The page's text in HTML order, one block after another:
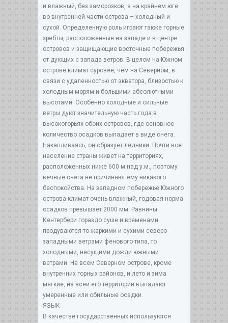
и влажный, без заморозков, а на крайнем юге
во внутренней части острова – холодный и
сухой. Определенную роль играют также горные
хребты, расположенные на западе и в центре
островов и защищающие восточные побережья
от дующих с запада ветров. В целом на Южном
острове климат суровее, чем на Северном, в
связи с удаленностью от экватора, близостью к
холодным морям и большими абсолютными
высотами. Особенно холодные и сильные
ветры дуют значительную часть года в
высокогорьях обоих островов, где основное
количество осадков выпадает в виде снега.
Накапливаясь, он образует ледники. Почти все
население страны живет на территориях,
расположенных ниже 600 м над у.м., поэтому
вечные снега не причиняют ему никакого
беспокойства. На западном побережье Южного
острова климат очень влажный, годовая норма
осадков превышает 2000 мм. Равнины
Кентербери гораздо суше и временами
продуваются то жаркими и сухими северо-
западными ветрами фенового типа, то
холодными, несущими дожди южными
ветрами. На всем Северном острове, кроме
внутренних горных районов, и лето и зима
мягкие, на всей его территории выпадают
умеренные или обильные осадки.
ЯЗЫК
В качестве государственных используются